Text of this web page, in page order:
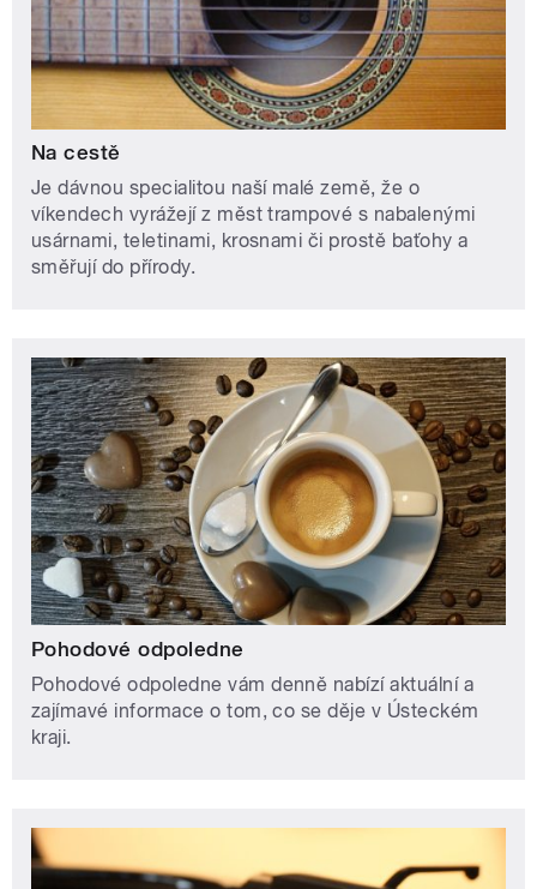
Na cestě
Je dávnou specialitou naší malé země, že o
víkendech vyrážejí z měst trampové s nabalenými
usárnami, teletinami, krosnami či prostě baťohy a
směřují do přírody.
Pohodové odpoledne
Pohodové odpoledne vám denně nabízí aktuální a
zajímavé informace o tom, co se děje v Ústeckém
kraji.